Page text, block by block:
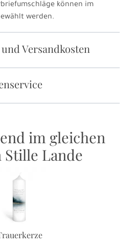
können im
werden.
Versandkosten
im gleichen
Stille Lande